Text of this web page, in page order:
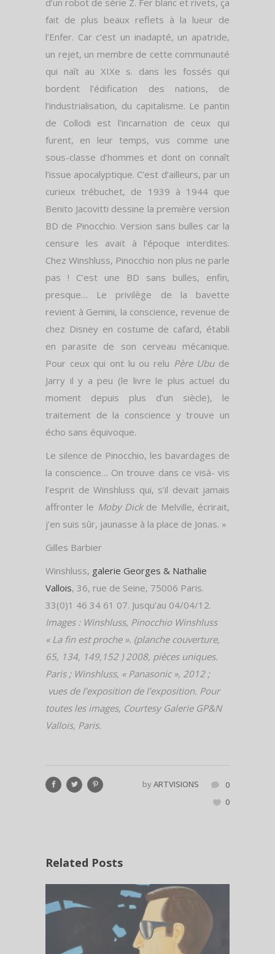
d’un robot de série Z. Fer blanc et rivets, ça
fait de plus beaux reflets à la lueur de
l’Enfer. Car c’est un inadapté, un apatride,
un rejet, un membre de cette communauté
qui naît au XIXe s. dans les fossés qui
bordent l’édification des nations, de
l’industrialisation, du capitalisme. Le pantin
de Collodi est l’incarnation de ceux qui
furent, en leur temps, vus comme une
sous-classe d’hommes et dont on connaît
l’issue apocalyptique. C’est d’ailleurs, par un
curieux trébuchet, de 1939 à 1944 que
Benito Jacovitti dessine la première version
BD de Pinocchio. Version sans bulles car la
censure les avait à l’époque interdites.
Chez Winshluss, Pinocchio non plus ne parle
pas ! C’est une BD sans bulles, enfin,
presque… Le privilège de la bavette
revient à Gemini, la conscience, revenue de
chez Disney en costume de cafard, établi
en parasite de son cerveau mécanique.
Pour ceux qui ont lu ou relu Père Ubude
Jarry il y a peu (le livre le plus actuel du
moment depuis plus d’un siècle), le
traitement de la conscience y trouve un
écho sans équivoque.
Le silence de Pinocchio, les bavardages de
la conscience… On trouve dans ce visà- vis
l’esprit de Winshluss qui, s’il devait jamais
affronter le Moby Dickde Melville, écrirait,
j’en suis sûr, jaunasse à la place de Jonas. »
Gilles Barbier
Winshluss, galerie Georges & Nathalie
Vallois, 36, rue de Seine, 75006 Paris.
33(0)1 46 34 61 07. Jusqu’au 04/04/12.
Images : Winshluss, PinocchioWinshluss
« La fin est proche ». (planche couverture,
65, 134, 149,152 )2008, pièces uniques.
Paris ; Winshluss, « Panasonic », 2012 ;
vues de l’exposition de l’exposition. Pour
toutes les images, Courtesy Galerie GP&N
Vallois, Paris.
byARTVISIONS
0
0
Related Posts